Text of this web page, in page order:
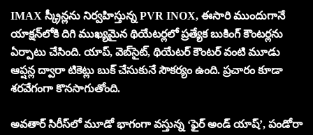
IMAX స్క్రీన్లను నిర్వహిస్తున్న PVR INOX, ఈసారి ముందుగానే
యాక్షన్‌లోకి దిగి ముఖ్యమైన థియేటర్లలో ప్రత్యేక బుకింగ్ కౌంటర్లను
ఏర్పాటు చేసింది. యాప్, వెబ్‌సైట్, థియేటర్ కౌంటర్ వంటి మూడు
ఆప్షన్ల ద్వారా టికెట్లు బుక్ చేసుకునే సౌకర్యం ఉంది. ప్రచారం కూడా
శరవేగంగా కొనసాగుతోంది.
అవతార్ సిరీస్‌లో మూడో భాగంగా వస్తున్న ‘ఫైర్ అండ్ యాష్’, పండోరా